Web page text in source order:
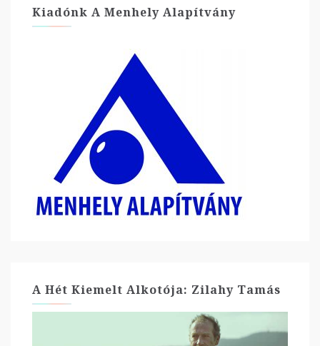
Kiadónk A Menhely Alapítvány
A Hét Kiemelt Alkotója: Zilahy Tamás